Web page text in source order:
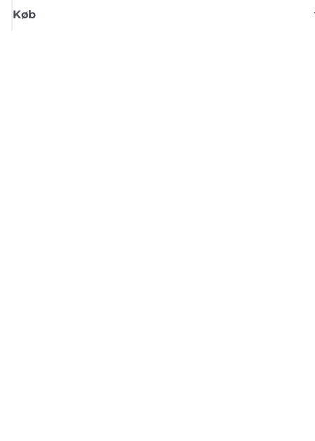
Køb